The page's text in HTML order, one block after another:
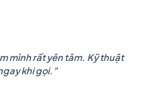
mình rất yên tâm. Kỹ thuật
khi gọi."